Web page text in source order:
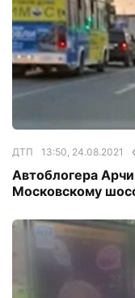
ДТП 13:50, 24.08.2021
Автоблогера
Московскому